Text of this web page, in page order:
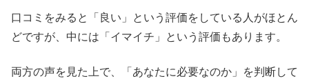
口コミをみると「良い」という評価をしている人がほとん
どですが、中には「イマイチ」という評価もあります。
両方の声を見た上で、「あなたに必要なのか」を判断して